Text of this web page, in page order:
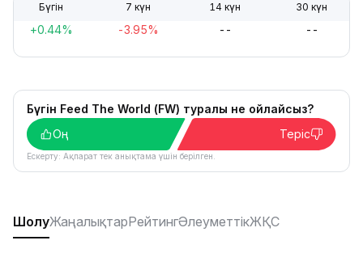
Бүгін 7 күн 14 күн 30 күн
+0.44% -3.95% -- --
Бүгін Feed The World (FW) туралы не ойлайсыз?
Оң
Теріс
Ескерту: Ақпарат тек анықтама үшін берілген.
ШолуЖаңалықтарРейтингӘлеуметтікЖҚС